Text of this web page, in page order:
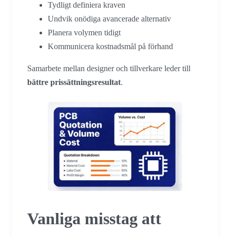
Tydligt definiera kraven
Undvik onödiga avancerade alternativ
Planera volymen tidigt
Kommunicera kostnadsmål på förhand
Samarbete mellan designer och tillverkare leder till
bättre prissättningsresultat.
Vanliga misstag att